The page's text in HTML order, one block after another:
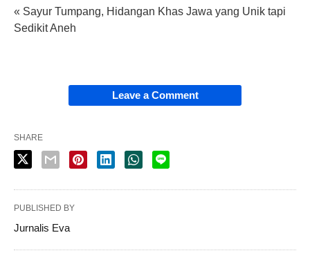
« Sayur Tumpang, Hidangan Khas Jawa yang Unik tapi
Sedikit Aneh
Leave a Comment
SHARE
PUBLISHED BY
Jurnalis Eva